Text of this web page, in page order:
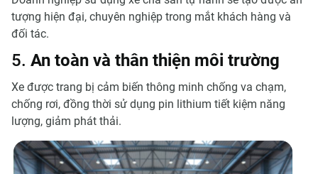
tượng hiện đại, chuyên nghiệp trong mắt khách hàng và
đối tác.
5. An toàn và thân thiện môi trường
Xe được trang bị cảm biến thông minh chống va chạm,
chống rơi, đồng thời sử dụng pin lithium tiết kiệm năng
lượng, giảm phát thải.